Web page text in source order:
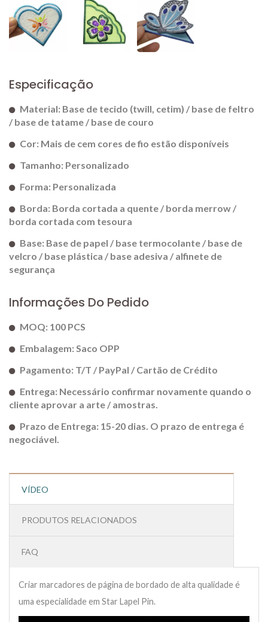
Especificação
Material: Base de tecido (twill, cetim) / base de feltro
/ base de tatame / base de couro
Cor: Mais de cem cores de fio estão disponíveis
Tamanho: Personalizado
Forma: Personalizada
Borda: Borda cortada a quente / borda merrow /
borda cortada com tesoura
Base: Base de papel / base termocolante / base de
velcro / base plástica / base adesiva / alfinete de
segurança
Informações Do Pedido
MOQ: 100 PCS
Embalagem: Saco OPP
Pagamento: T/T / PayPal / Cartão de Crédito
Entrega: Necessário confirmar novamente quando o
cliente aprovar a arte / amostras.
Prazo de Entrega: 15-20 dias. O prazo de entrega é
negociável.
VÍDEO
PRODUTOS RELACIONADOS
FAQ
Criar marcadores de página de bordado de alta qualidade é
uma especialidade em Star Lapel Pin.